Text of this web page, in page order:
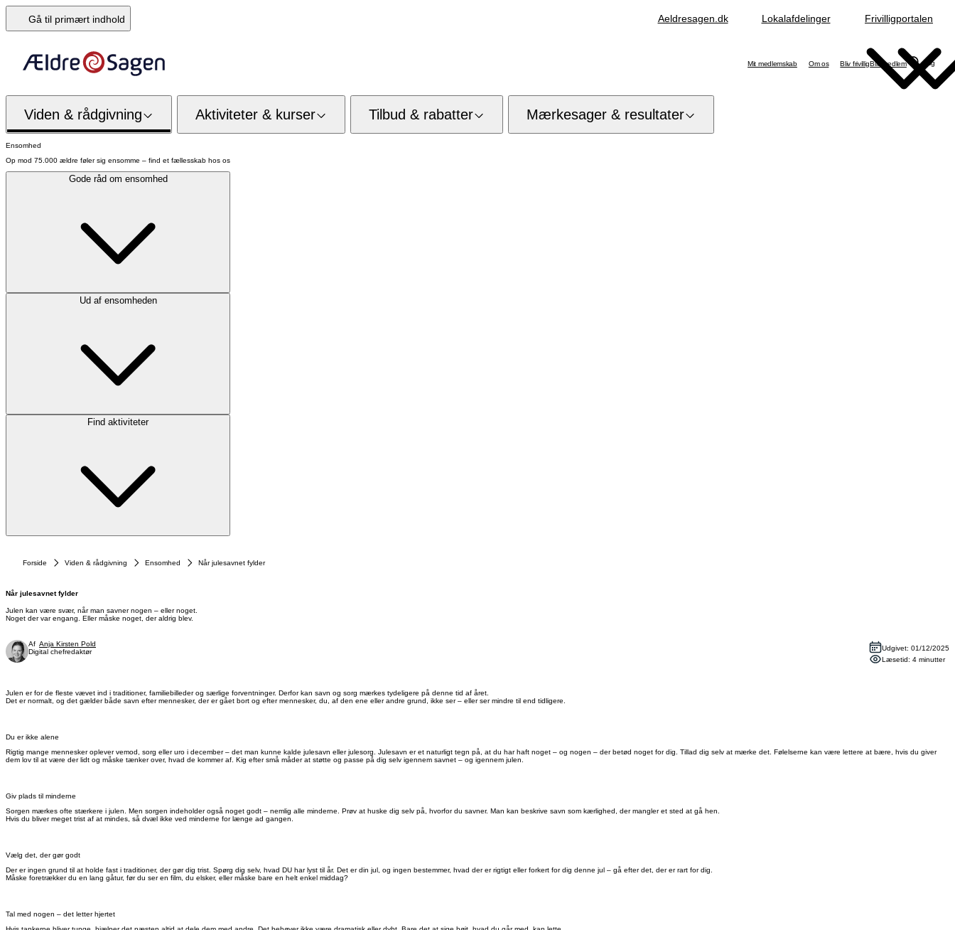
Gå til primært indhold Aeldresagen.dk Lokalafdelinger Frivilligportalen
Mit medlemskab Om os Bliv frivilligBliv medlem Søg
Viden & rådgivning Aktiviteter & kurser Tilbud & rabatter Mærkesager & resultater
Ensomhed
Op mod 75.000 ældre føler sig ensomme – find et fællesskab hos os
Gode råd om ensomhed
Ud af ensomheden
Find aktiviteter
Forside Viden & rådgivning Ensomhed Når julesavnet fylder
Når julesavnet fylder
Julen kan være svær, når man savner nogen – eller noget.
Noget der var engang. Eller måske noget, der aldrig blev.
Af Anja Kirsten Pold
Digital chefredaktør
Udgivet: 01/12/2025
Læsetid: 4 minutter
Julen er for de fleste vævet ind i traditioner, familiebilleder og særlige forventninger. Derfor kan savn og sorg mærkes tydeligere på denne tid af året.
Det er normalt, og det gælder både savn efter mennesker, der er gået bort og efter mennesker, du, af den ene eller andre grund, ikke ser – eller ser mindre til end tidligere.
Du er ikke alene
Rigtig mange mennesker oplever vemod, sorg eller uro i december – det man kunne kalde julesavn eller julesorg. Julesavn er et naturligt tegn på, at du har haft noget – og nogen – der betød noget for dig. Tillad dig selv at mærke det. Følelserne kan være lettere at bære, hvis du giver
dem lov til at være der lidt og måske tænker over, hvad de kommer af. Kig efter små måder at støtte og passe på dig selv igennem savnet – og igennem julen.
Giv plads til minderne
Sorgen mærkes ofte stærkere i julen. Men sorgen indeholder også noget godt – nemlig alle minderne. Prøv at huske dig selv på, hvorfor du savner. Man kan beskrive savn som kærlighed, der mangler et sted at gå hen.
Hvis du bliver meget trist af at mindes, så dvæl ikke ved minderne for længe ad gangen.
Vælg det, der gør godt
Der er ingen grund til at holde fast i traditioner, der gør dig trist. Spørg dig selv, hvad DU har lyst til år. Det er din jul, og ingen bestemmer, hvad der er rigtigt eller forkert for dig denne jul – gå efter det, der er rart for dig.
Måske foretrækker du en lang gåtur, før du ser en film, du elsker, eller måske bare en helt enkel middag?
Tal med nogen – det letter hjertet